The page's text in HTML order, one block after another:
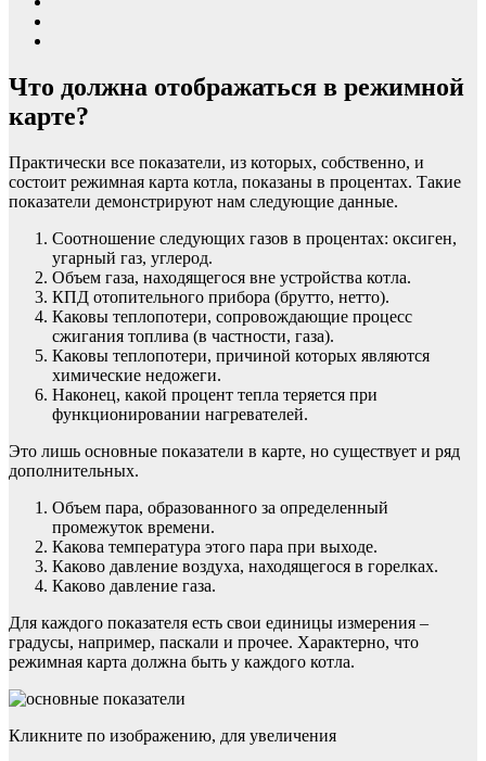
Что должна отображаться в режимной
карте?
Практически все показатели, из которых, собственно, и
состоит режимная карта котла, показаны в процентах. Такие
показатели демонстрируют нам следующие данные.
Соотношение следующих газов в процентах: оксиген,
угарный газ, углерод.
Объем газа, находящегося вне устройства котла.
КПД отопительного прибора (брутто, нетто).
Каковы теплопотери, сопровождающие процесс
сжигания топлива (в частности, газа).
Каковы теплопотери, причиной которых являются
химические недожеги.
Наконец, какой процент тепла теряется при
функционировании нагревателей.
Это лишь основные показатели в карте, но существует и ряд
дополнительных.
Объем пара, образованного за определенный
промежуток времени.
Какова температура этого пара при выходе.
Каково давление воздуха, находящегося в горелках.
Каково давление газа.
Для каждого показателя есть свои единицы измерения –
градусы, например, паскали и прочее. Характерно, что
режимная карта должна быть у каждого котла.
Кликните по изображению, для увеличения